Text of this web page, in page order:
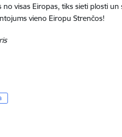
no visas Eiropas, tiks sieti plosti
vieno Eiropu Strenčos!